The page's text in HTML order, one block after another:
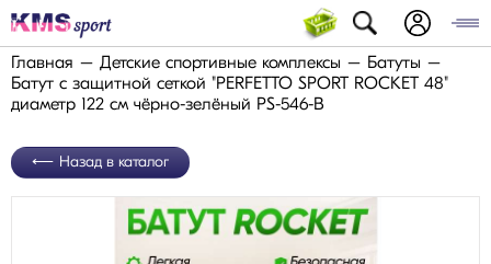
Главная Детские спортивные комплексы
Батуты
Батут с защитной cеткой "PERFETTO SPORT ROCKET 48"
диаметр 122 см чёрно-зелёный PS-546-B
Назад в каталог